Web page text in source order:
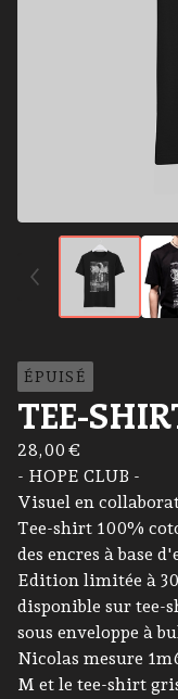
ÉPUISÉ
TEE-
28,00 €
- HOPE CLUB -
Visuel en
Tee-shirt 100%
des encres à base
Edition limitée à
disponible sur tee-
sous enveloppe à
Nicolas mesure
M et le tee-shirt